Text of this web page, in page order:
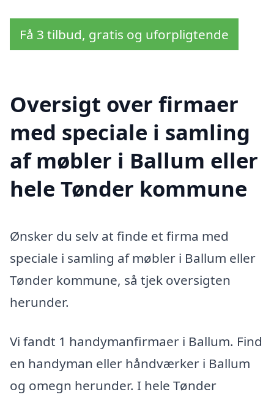
Få 3 tilbud, gratis og uforpligtende
Oversigt over firmaer
med speciale i samling
af møbler i Ballum eller
hele Tønder kommune
Ønsker du selv at finde et firma med
speciale i samling af møbler i Ballum eller
Tønder kommune, så tjek oversigten
herunder.
Vi fandt 1 handymanfirmaer i Ballum. Find
en handyman eller håndværker i Ballum
og omegn herunder. I hele Tønder